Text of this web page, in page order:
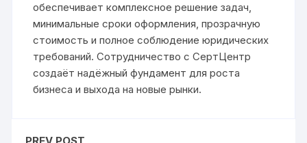
обеспечивает комплексное решение задач,
минимальные сроки оформления, прозрачную
стоимость и полное соблюдение юридических
требований. Сотрудничество с СертЦентр
создаёт надёжный фундамент для роста
бизнеса и выхода на новые рынки.